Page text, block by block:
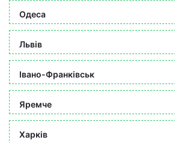
Одеса
Львів
Івано-Франківськ
Яремче
Харків